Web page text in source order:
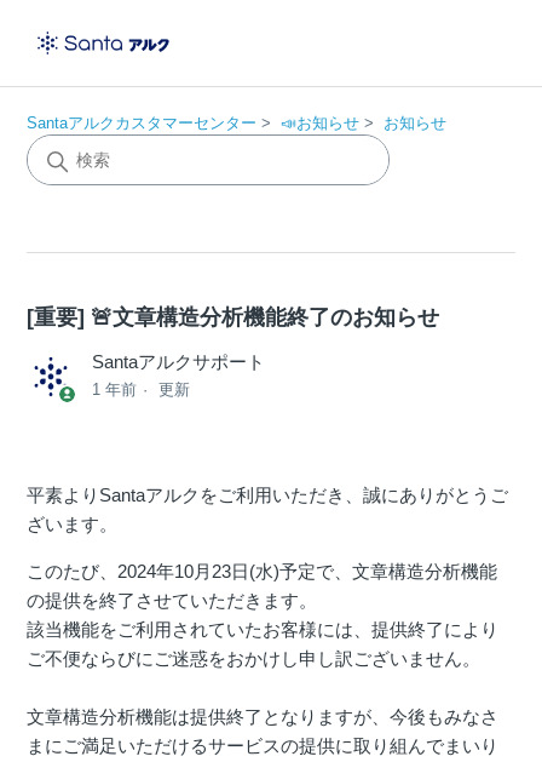
Santaアルクカスタマーセンター 📣お知らせ お知らせ
[重要] 🚨文章構造分析機能終了のお知らせ
Santaアルクサポート
1 年前 更新
平素よりSantaアルクをご利用いただき、誠にありがとうご
ざいます。
このたび、2024年10月23日(水)予定で、文章構造分析機能
の提供を終了させていただきます。
該当機能をご利用されていたお客様には、提供終了により
ご不便ならびにご迷惑をおかけし申し訳ございません。
文章構造分析機能は提供終了となりますが、今後もみなさ
まにご満足いただけるサービスの提供に取り組んでまいり